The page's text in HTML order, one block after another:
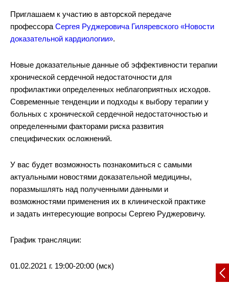
Приглашаем к участию в авторской передаче
профессора Сергея Руджеровича Гиляревского «Новости
доказательной кардиологии».
Новые доказательные данные об эффективности терапии
хронической сердечной недостаточности для
профилактики определенных неблагоприятных исходов.
Современные тенденции и подходы к выбору терапии у
больных с хронической сердечной недостаточностью и
определенными факторами риска развития
специфических осложнений.
У вас будет возможность познакомиться с самыми
актуальными новостями доказательной медицины,
поразмышлять над полученными данными и
возможностями применения их в клинической практике
и задать интересующие вопросы Сергею Руджеровичу.
График трансляции:
01.02.2021 г. 19:00-20:00 (мск)